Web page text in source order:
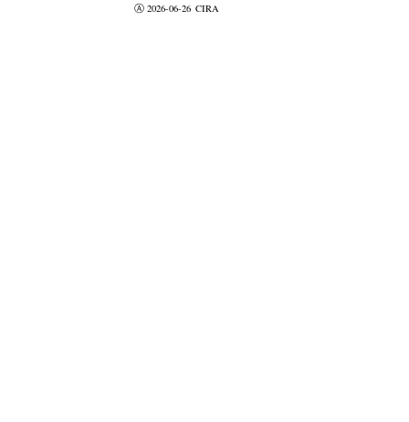
Ⓐ 2026-06-26 CIRA